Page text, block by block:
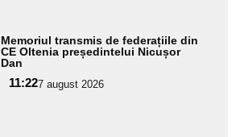
Memoriul transmis de federațiile din
CE Oltenia președintelui Nicușor
Dan
11:227 august 2026